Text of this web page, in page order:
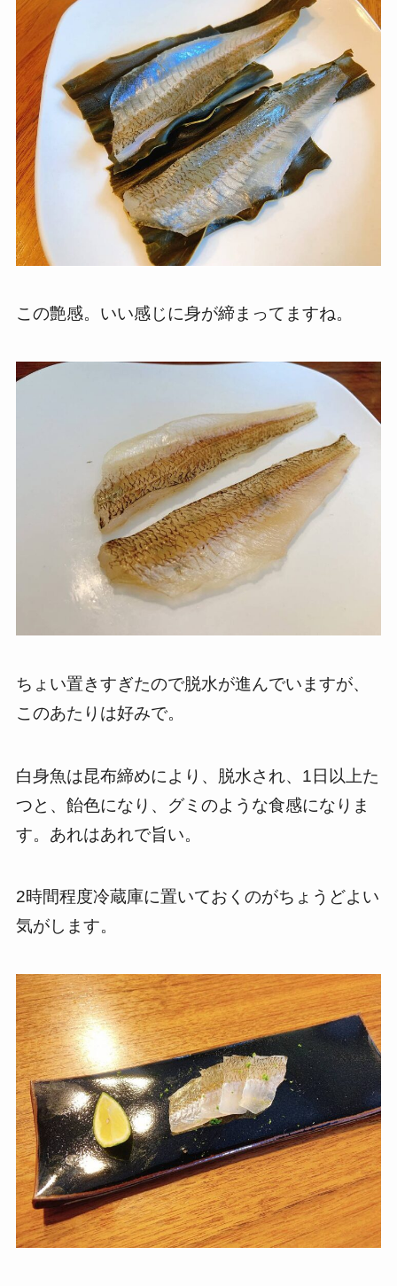
この艶感。いい感じに身が締まってますね。
ちょい置きすぎたので脱水が進んでいますが、
このあたりは好みで。
白身魚は昆布締めにより、脱水され、1日以上た
つと、飴色になり、グミのような食感になりま
す。あれはあれで旨い。
2時間程度冷蔵庫に置いておくのがちょうどよい
気がします。